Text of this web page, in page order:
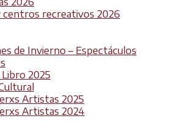
centros recreativos 2026
de Invierno – Espectáculos
Libro 2025
Artistas 2025
Artistas 2024